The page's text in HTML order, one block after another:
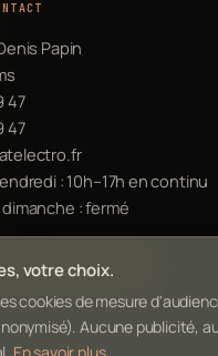
Papin
47
47
: 10h–17h en continu
: fermé
mon matériel
votre choix.
cookies de mesure
Aucune publicité,